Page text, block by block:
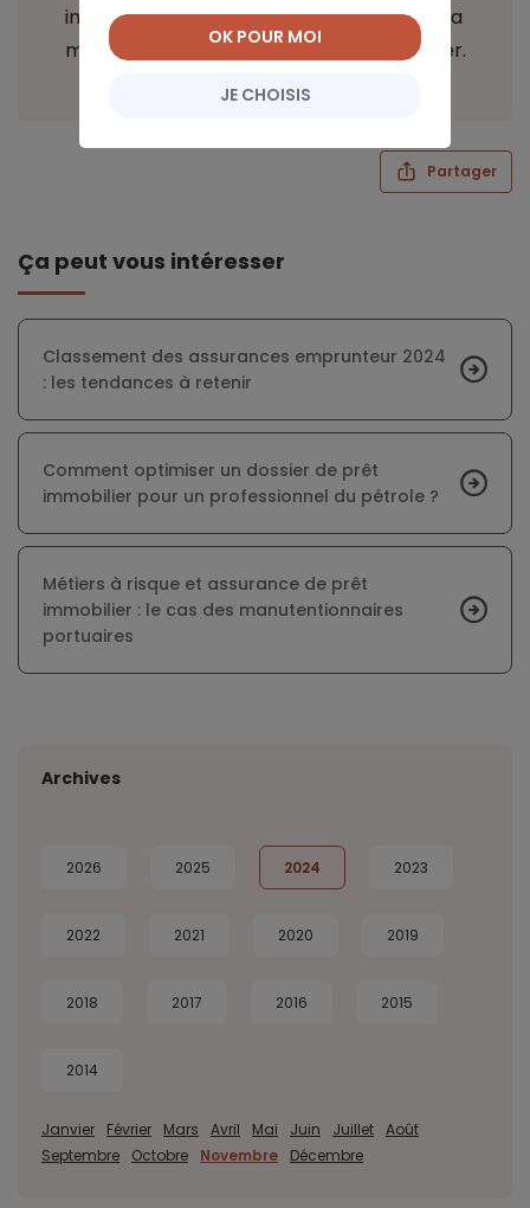
immobilier peut faciliter la recherche de la
meilleure offre et la constitution du dossier.
Partager
Ça peut vous intéresser
Classement des assurances emprunteur 2024
: les tendances à retenir
Comment optimiser un dossier de prêt
immobilier pour un professionnel du pétrole ?
Métiers à risque et assurance de prêt
immobilier : le cas des manutentionnaires
portuaires
Archives
2026 2025 2024 2023
2022 2021 2020 2019
2018 2017 2016 2015
2014
Janvier Février Mars Avril Mai Juin Juillet Août
Septembre
Octobre Novembre Décembre
JE CHOISIS
OK POUR MOI